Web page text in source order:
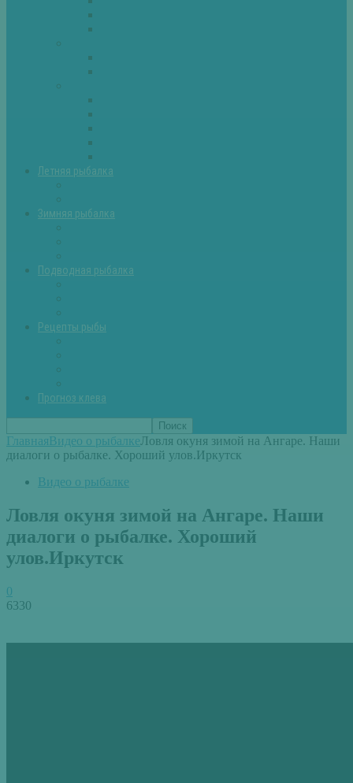
Летняя рыбалка
Зимняя рыбалка
Подводная рыбалка
Рецепты рыбы
Прогноз клева
ГлавнаяВидео о рыбалкеЛовля окуня зимой на Ангаре. Наши
диалоги о рыбалке. Хороший улов.Иркутск
Видео о рыбалке
Ловля окуня зимой на Ангаре. Наши
диалоги о рыбалке. Хороший
улов.Иркутск
0
6330